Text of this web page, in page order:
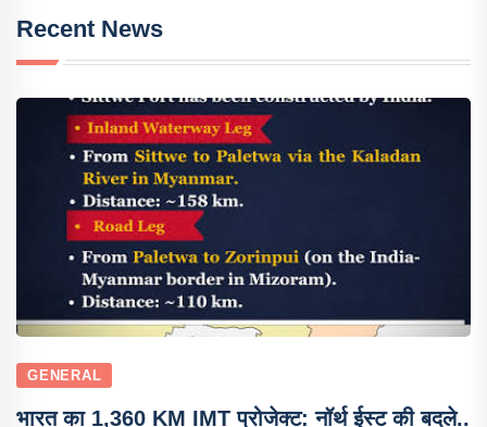
Recent News
GENERAL
भारत का 1,360 KM IMT प्रोजेक्ट: नॉर्थ ईस्ट की बदले..